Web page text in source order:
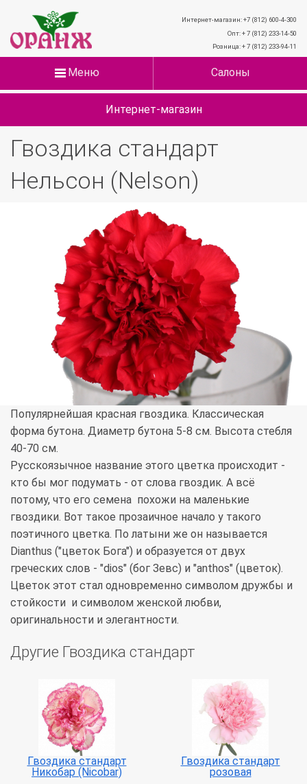
Интернет-магазин: +7 (812) 600-4-300
Опт: + 7 (812) 233-14-50
Розница: + 7 (812) 233-94-11
Меню Салоны
Интернет-магазин
Гвоздика стандарт
Нельсон (Nelson)
Популярнейшая красная гвоздика. Классическая
форма бутона. Диаметр бутона 5-8 см. Высота стебля
40-70 см.
Русскоязычное название этого цветка происходит -
кто бы мог подумать - от слова гвоздик. А всё
потому, что его семена похожи на маленькие
гвоздики. Вот такое прозаичное начало у такого
поэтичного цветка. По латыни же он называется
Dianthus ("цветок Бога") и образуется от двух
греческих слов - "dios" (бог Зевс) и "anthos" (цветок).
Цветок этот стал одновременно символом дружбы и
стойкости и символом женской любви,
оригинальности и элегантности.
Другие Гвоздика стандарт
Гвоздика стандарт
Никобар (Nicobar)
Гвоздика стандарт
розовая